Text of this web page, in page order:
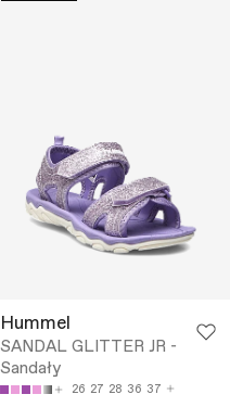
Hummel
SANDAL GLITTER JR -
Sandały
26 27 28 36 37